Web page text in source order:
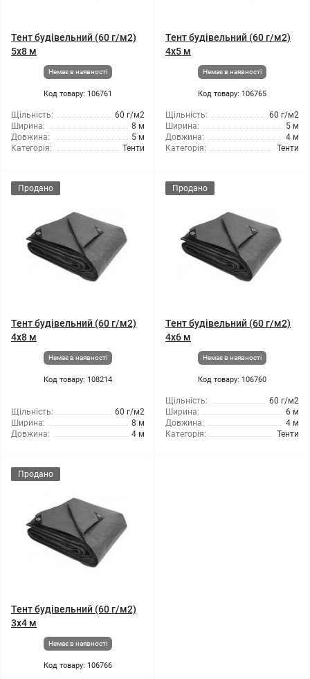
Тент будівельний (60 г/м2)
5x8 м
Немає в наявності
Код товару: 106761
Щільність:
60 г/м2
Ширина:
8 м
Довжина:
5 м
Категорія:
Тенти
Тент будівельний (60 г/м2)
4х5 м
Немає в наявності
Код товару: 106765
Щільність:
60 г/м2
Ширина:
5 м
Довжина:
4 м
Категорія:
Тенти
Продано
Тент будівельний (60 г/м2)
4x8 м
Немає в наявності
Код товару: 108214
Щільність:
60 г/м2
Ширина:
8 м
Довжина:
4 м
Продано
Тент будівельний (60 г/м2)
4x6 м
Немає в наявності
Код товару: 106760
Щільність:
60 г/м2
Ширина:
6 м
Довжина:
4 м
Категорія:
Тенти
Продано
Тент будівельний (60 г/м2)
3х4 м
Немає в наявності
Код товару: 106766